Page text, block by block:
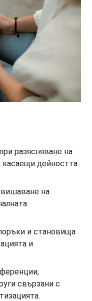
разясняване на
дейността
на
и становища
и
свързани с